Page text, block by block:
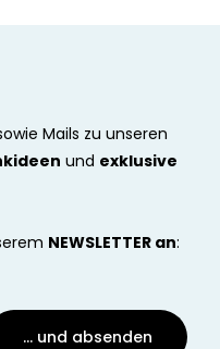
Mails zu unseren
und exklusive
NEWSLETTER an:
... und absenden